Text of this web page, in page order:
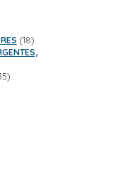
1818
productos
35